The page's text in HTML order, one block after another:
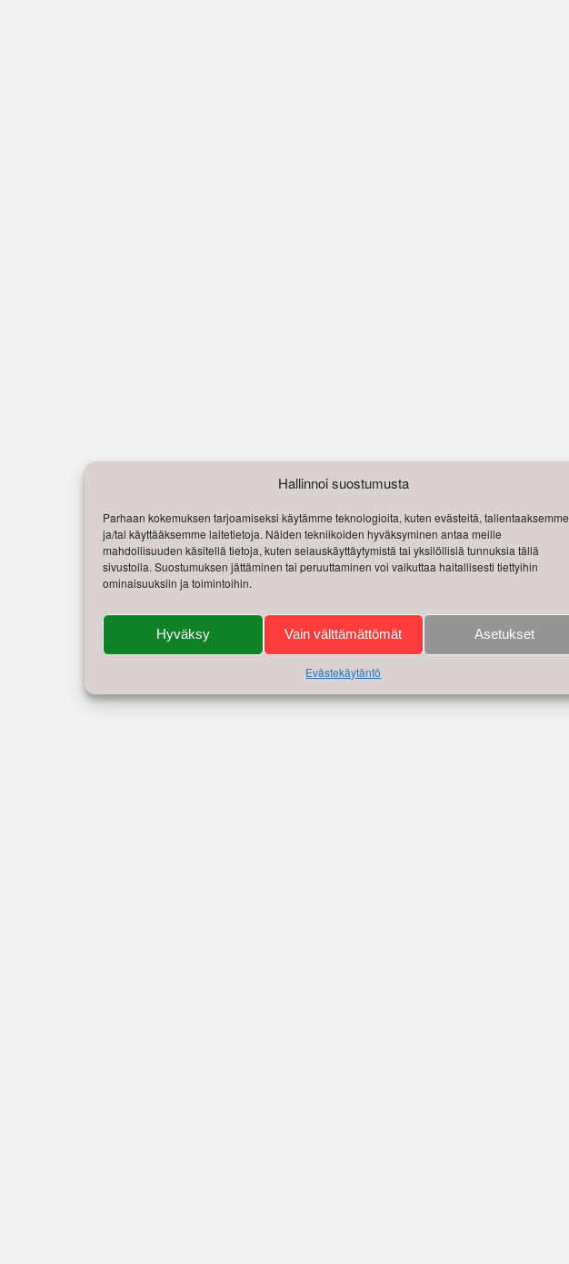
Hallinnoi suostumusta
Parhaan kokemuksen tarjoamiseksi käytämme teknologioita, kuten evästeitä, tallentaaksemme
ja/tai käyttääksemme laitetietoja. Näiden tekniikoiden hyväksyminen antaa meille
mahdollisuuden käsitellä tietoja, kuten selauskäyttäytymistä tai yksilöllisiä tunnuksia tällä
sivustolla. Suostumuksen jättäminen tai peruuttaminen voi vaikuttaa haitallisesti tiettyihin
ominaisuuksiin ja toimintoihin.
Hyväksy Vain välttämättömät Asetukset
Evästekäytäntö